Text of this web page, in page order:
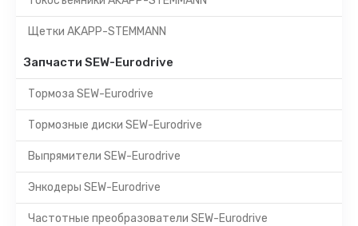
Щетки AKAPP-STEMMANN
Запчасти SEW-Eurodrive
Тормоза SEW-Eurodrive
Тормозные диски SEW-Eurodrive
Выпрямители SEW-Eurodrive
Энкодеры SEW-Eurodrive
Частотные преобразователи SEW-Eurodrive